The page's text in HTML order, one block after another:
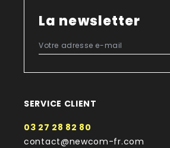
La newsletter
SERVICE CLIENT
03 27 28 82 80
contact@newcom-fr.com